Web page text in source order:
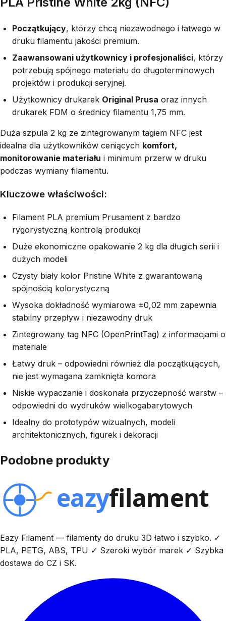
Początkujący, którzy chcą niezawodnego i łatwego w
druku filamentu jakości premium.
Zaawansowani użytkownicy i profesjonaliści, którzy
potrzebują spójnego materiału do długoterminowych
projektów i produkcji seryjnej.
Użytkownicy drukarek Original Prusa oraz innych
drukarek FDM o średnicy filamentu 1,75 mm.
Duża szpula 2 kg ze zintegrowanym tagiem NFC jest
idealna dla użytkowników ceniących komfort,
monitorowanie materiału i minimum przerw w druku
podczas wymiany filamentu.
Kluczowe właściwości:
Filament PLA premium Prusament z bardzo
rygorystyczną kontrolą produkcji
Duże ekonomiczne opakowanie 2 kg dla długich serii i
dużych modeli
Czysty biały kolor Pristine White z gwarantowaną
spójnością kolorystyczną
Wysoka dokładność wymiarowa ±0,02 mm zapewnia
stabilny przepływ i niezawodny druk
Zintegrowany tag NFC (OpenPrintTag) z informacjami o
materiale
Łatwy druk – odpowiedni również dla początkujących,
nie jest wymagana zamknięta komora
Niskie wypaczanie i doskonała przyczepność warstw –
odpowiedni do wydruków wielkogabarytowych
Idealny do prototypów wizualnych, modeli
architektonicznych, figurek i dekoracji
Podobne produkty
Eazy Filament — filamenty do druku 3D łatwo i szybko. ✓
PLA, PETG, ABS, TPU ✓ Szeroki wybór marek ✓ Szybka
dostawa do CZ i SK.